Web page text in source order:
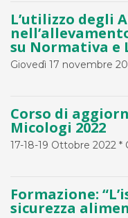
L’utilizzo degli
su Normativa e
Giovedì 17 novembre
Corso di
Micologi 2022
17-18-19 Ottobre 2022 *
Formazione:
sicurezza